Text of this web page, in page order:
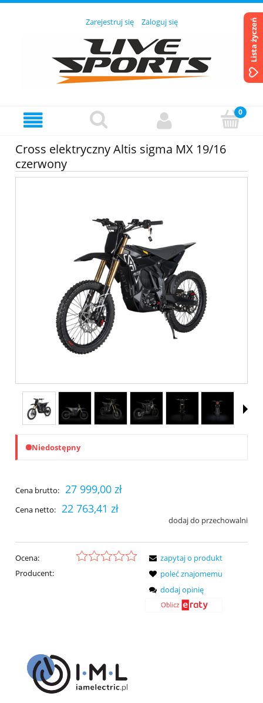
Zarejestruj się Zaloguj się
Cross elektryczny Altis sigma MX 19/16
czerwony
Niedostępny
Cena brutto: 27 999,00 zł
Cena netto: 22 763,41 zł
dodaj do przechowalni
Ocena:
Producent:
zapytaj o produkt
poleć znajomemu
dodaj opinię
Lista życzeń